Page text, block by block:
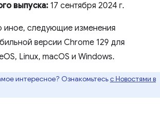
выпуска: 17 сентября 2024 г.
иное, следующие изменения
версии Chrome 129 для
Linux, macOS и Windows.
интересное? Ознакомьтесьс Новостями в